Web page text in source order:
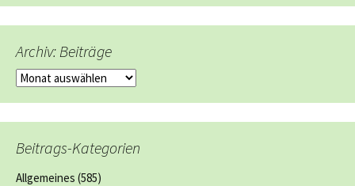
Archiv: Beiträge
Archiv:
Beitrags-Kategorien
Allgemeines (585)